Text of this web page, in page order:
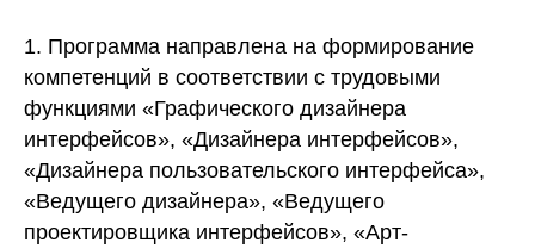
1. Программа направлена на формирование
компетенций в соответствии с трудовыми
функциями «Графического дизайнера
интерфейсов», «Дизайнера интерфейсов»,
«Дизайнера пользовательского интерфейса»,
«Ведущего дизайнера», «Ведущего
проектировщика интерфейсов», «Арт-
Политика обработки персональных данных
Сведения об образовательной организации
Преподаватели
Библиотека
Контакты